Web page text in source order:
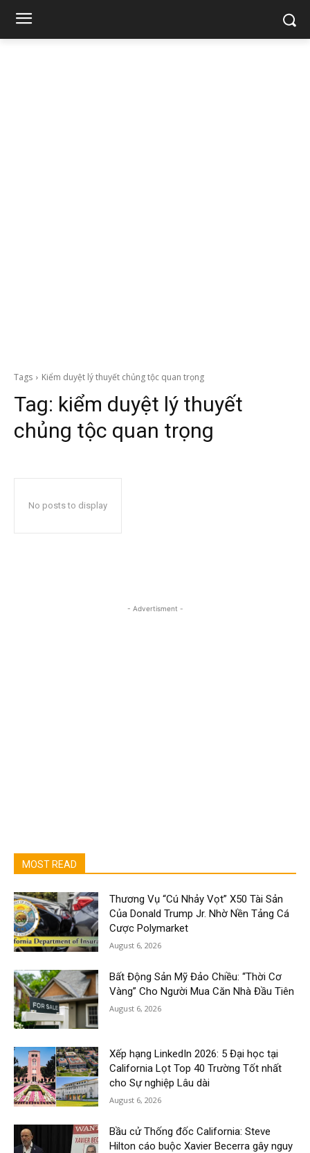
Tags Kiểm duyệt lý thuyết chủng tộc quan trọng
Tag: kiểm duyệt lý thuyết
chủng tộc quan trọng
No posts to display
- Advertisment -
MOST READ
Thương Vụ “Cú Nhảy Vọt” X50 Tài Sản
Của Donald Trump Jr. Nhờ Nền Tảng Cá
Cược Polymarket
August 6, 2026
Bất Động Sản Mỹ Đảo Chiều: “Thời Cơ
Vàng” Cho Người Mua Căn Nhà Đầu Tiên
August 6, 2026
Xếp hạng LinkedIn 2026: 5 Đại học tại
California Lọt Top 40 Trường Tốt nhất
cho Sự nghiệp Lâu dài
August 6, 2026
Bầu cử Thống đốc California: Steve
Hilton cáo buộc Xavier Becerra gây nguy